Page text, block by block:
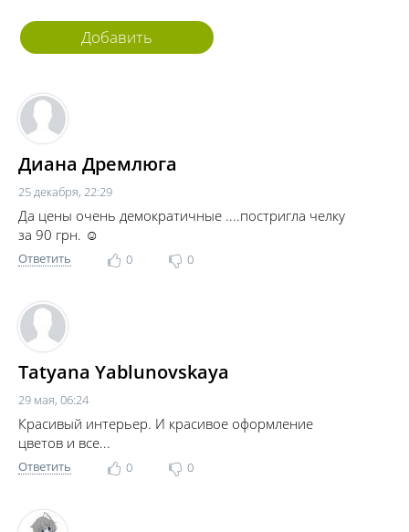
Добавить
Диана Дремлюга
25 декабря, 22:29
Да цены очень демократичные ....постригла челку
за 90 грн. ☺
Ответить 0 0
Tatyana Yablunovskaya
29 мая, 06:24
Красивый интерьер. И красивое оформление
цветов и все...
Ответить 0 0